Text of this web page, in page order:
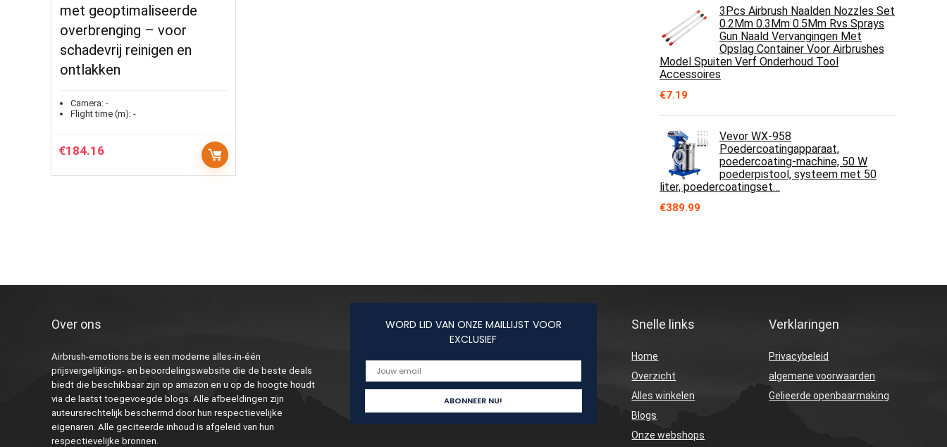
met geoptimaliseerde
overbrenging – voor
schadevrij reinigen en
ontlakken
Camera: -
Flight time (m): -
€184.16
3Pcs Airbrush Naalden Nozzles Set
0.2Mm 0.3Mm 0.5Mm Rvs Sprays
Gun Naald Vervangingen Met
Opslag Container Voor Airbrushes
Model Spuiten Verf Onderhoud Tool
Accessoires
€7.19
Vevor WX-958
Poedercoatingapparaat,
poedercoating-machine, 50 W
poederpistool, systeem met 50
liter, poedercoatingset…
€389.99
Over ons
Airbrush-emotions.be is een moderne alles-in-één
prijsvergelijkings- en beoordelingswebsite die de beste deals
biedt die beschikbaar zijn op amazon en u op de hoogte houdt
via de laatst toegevoegde blogs. Alle afbeeldingen zijn
auteursrechtelijk beschermd door hun respectievelijke
eigenaren. Alle geciteerde inhoud is afgeleid van hun
respectievelijke bronnen.
WORD LID VAN ONZE MAILLIJST VOOR
EXCLUSIEF
Snelle links
Home
Overzicht
Alles winkelen
Blogs
Onze webshops
Verklaringen
Privacybeleid
algemene voorwaarden
Gelieerde openbaarmaking